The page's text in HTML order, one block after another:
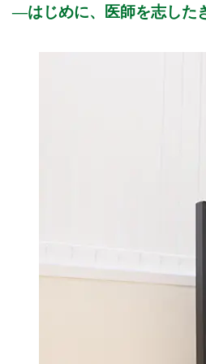
はじめに、医師を志した